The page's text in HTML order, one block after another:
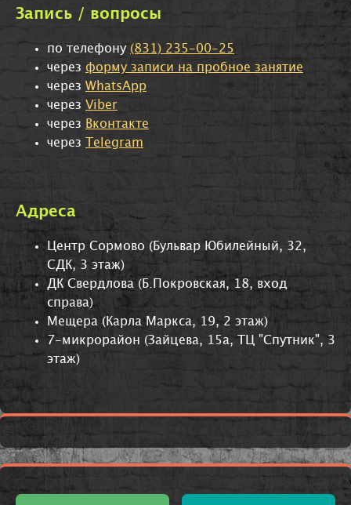
Запись / вопросы
по телефону (831) 235-00-25
через форму записи на пробное занятие
через WhatsApp
через Viber
через Вконтакте
через
Telegram
Адреса
Центр Сормово (Бульвар Юбилейный, 32,
СДК, 3 этаж)
ДК Свердлова (Б.Покровская, 18, вход
справа)
Мещера (Карла Маркса, 19, 2 этаж)
7-микрорайон (Зайцева, 15а, ТЦ "Спутник", 3
этаж)